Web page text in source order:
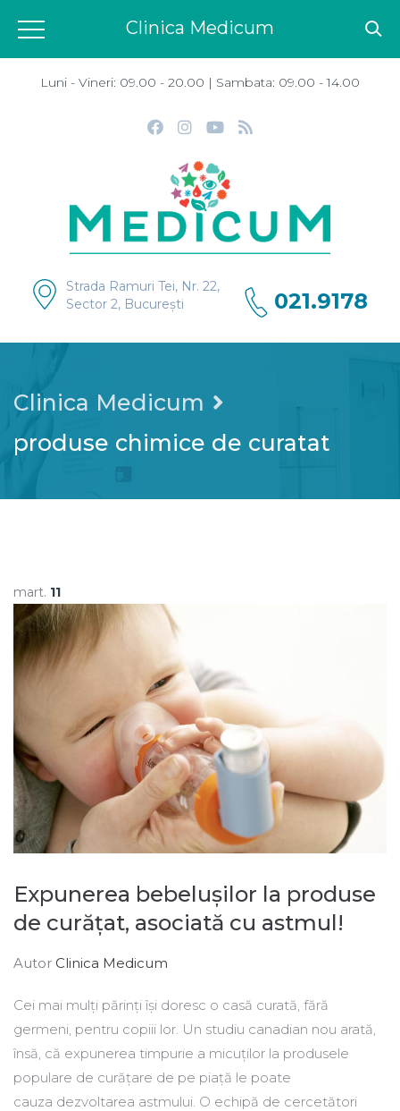
Luni - Vineri: 09.00 - 20.00 | Sambata: 09.00 - 14.00
Strada Ramuri Tei, Nr. 22,
Sector 2, București
021.9178
Clinica Medicum
produse chimice de curatat
mart. 11
Expunerea bebelușilor la produse
de curățat, asociată cu astmul!
Autor Clinica Medicum
Cei mai mulți părinți își doresc o casă curată, fără
germeni, pentru copiii lor. Un studiu canadian nou arată,
însă, că expunerea timpurie a micuților la produsele
populare de curățare de pe piață le poate
cauza dezvoltarea astmului. O echipă de cercetători
Clinica Medicum